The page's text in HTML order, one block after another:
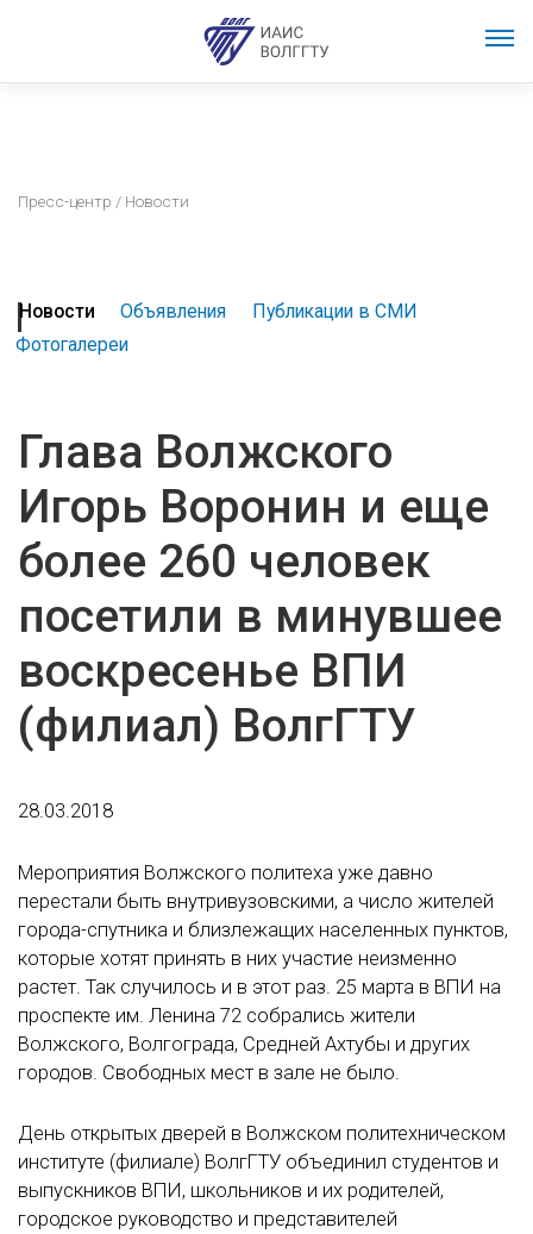
Пресс-центр / Новости
Новости Объявления
Публикации в СМИ
Фотогалереи
Глава Волжского
Игорь Воронин и еще
более 260 человек
посетили в минувшее
воскресенье ВПИ
(филиал) ВолгГТУ
28.03.2018
Мероприятия Волжского политеха уже давно
перестали быть внутривузовскими, а число жителей
города-спутника и близлежащих населенных пунктов,
которые хотят принять в них участие неизменно
растет. Так случилось и в этот раз. 25 марта в ВПИ на
проспекте им. Ленина 72 собрались жители
Волжского, Волгограда, Средней Ахтубы и других
городов. Свободных мест в зале не было.
День открытых дверей в Волжском политехническом
институте (филиале) ВолгГТУ объединил студентов и
выпускников ВПИ, школьников и их родителей,
городское руководство и представителей